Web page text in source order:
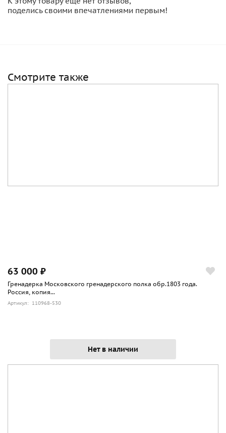
поделись своими впечатлениями первым!
Смотрите также
63 000 ₽
Гренадерка Московского гренадерского полка обр.1803 года.
Россия, копия...
Артикул: 110968-530
Нет в наличии